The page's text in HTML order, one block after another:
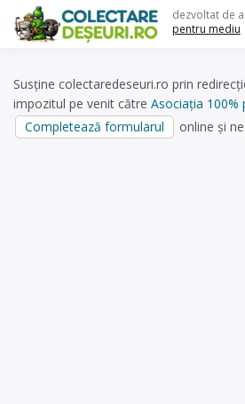
content
dezvoltat de
pentru mediu
Susține colectaredeseuri.ro prin
impozitul pe venit către Asociația 100%
Completează formularul
online și